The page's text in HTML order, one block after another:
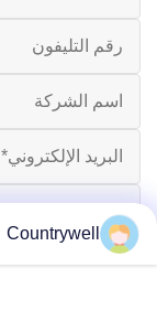
Countrywell